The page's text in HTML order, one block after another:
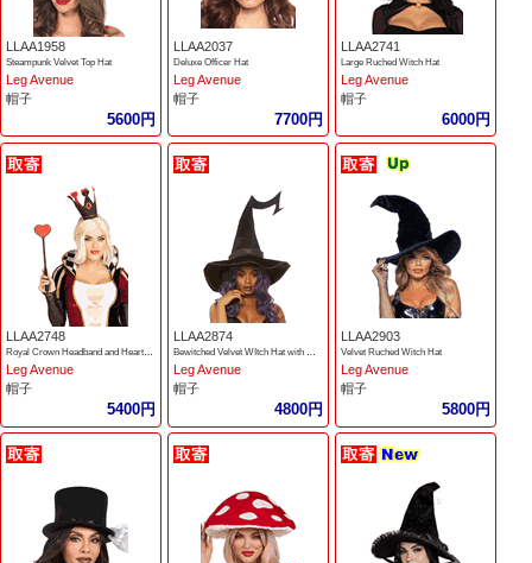
LLAA1958
Steampunk Velvet Top Hat
Leg Avenue
帽子
5600円
LLAA2037
Deluxe Officer Hat
Leg Avenue
帽子
7700円
LLAA2741
Large Ruched Witch Hat
Leg Avenue
帽子
6000円
LLAA2748
Royal Crown Headband and Heart Scepter
Leg Avenue
帽子
5400円
LLAA2874
Bewitched Velvet WItch Hat with Glitter Trim
Leg Avenue
帽子
4800円
LLAA2903
Velvet Ruched Witch Hat
Leg Avenue
帽子
5800円